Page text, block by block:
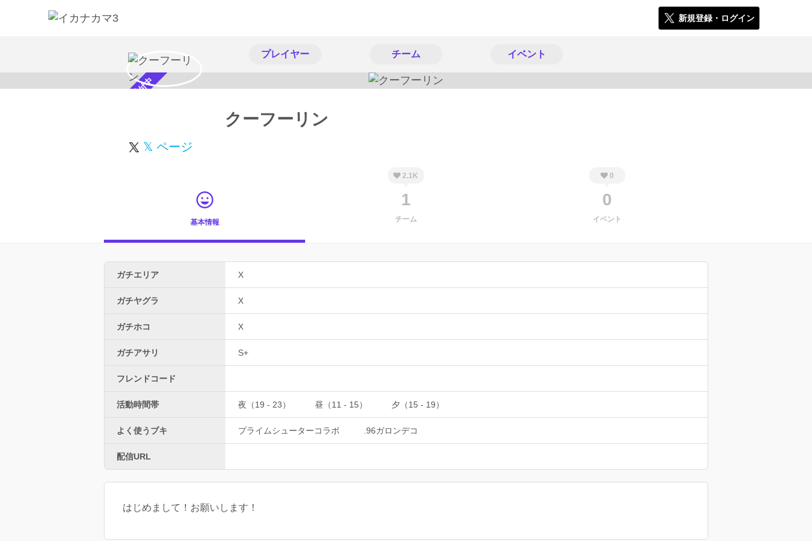
新規登録・ログイン
プレイヤー チーム イベント
スカウト受付中 クーフーリン
𝕏 ページ
基本情報
2.1K
1
チーム
0
0
イベント
ガチエリア X
ガチヤグラ X
ガチホコ X
ガチアサリ S+
フレンドコード
活動時間帯 夜（19 - 23） 昼（11 - 15） 夕（15 - 19）
よく使うブキ プライムシューターコラボ .96ガロンデコ
配信URL
はじめまして！お願いします！